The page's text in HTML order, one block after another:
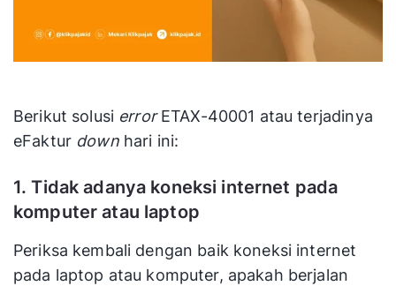
Berikut solusi errorETAX-40001 atau terjadinya
eFaktur downhari ini:
1. Tidak adanya koneksi internet pada
komputer atau laptop
Periksa kembali dengan baik koneksi internet
pada laptop atau komputer, apakah berjalan